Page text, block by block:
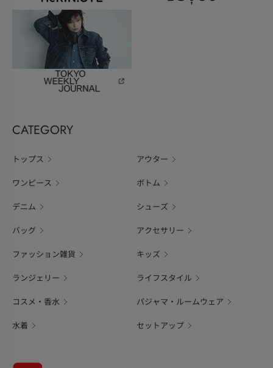
CATEGORY
トップス アウター
ワンピース ボトム
デニム シューズ
バッグ アクセサリー
ファッション雑貨 キッズ
ランジェリー ライフスタイル
コスメ・香水 パジャマ・ルームウェア
水着 セットアップ